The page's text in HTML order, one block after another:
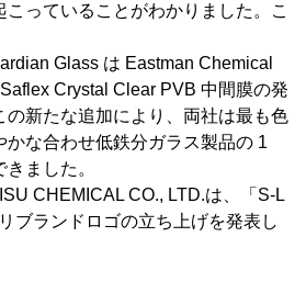
っていることがわかりました。こ
Glass は Eastman Chemical
Crystal Clear PVB 中間膜の発
の新たな追加により、両社は最も色
かな合わせ低鉄分ガラス製品の 1
ました。
CHEMICAL CO., LTD.は、「S-L
ブランドロゴの立ち上げを発表し